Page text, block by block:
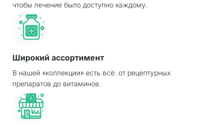
чтобы лечение было доступно каждому.
Широкий ассортимент
В нашей «коллекции» есть всё: от рецептурных
препаратов до витаминов.